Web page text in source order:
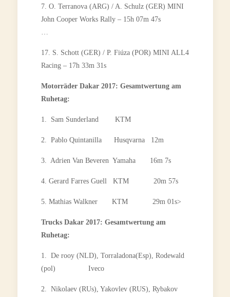
7. O. Terranova (ARG) / A. Schulz (GER) MINI
John Cooper Works Rally – 15h 07m 47s
…
17. S. Schott (GER) / P. Fiúza (POR) MINI ALL4
Racing – 17h 33m 31s
Motorräder Dakar 2017: Gesamtwertung am
Ruhetag:
1. Sam Sunderland KTM
2. Pablo Quintanilla Husqvarna 12m
3. Adrien Van Beveren Yamaha 16m 7s
4. Gerard Farres Guell KTM 20m 57s
5. Mathias Walkner KTM 29m 01s>
Trucks Dakar 2017: Gesamtwertung am
Ruhetag:
1. De rooy (NLD), Torraladona(Esp), Rodewald
(pol) Iveco
2. Nikolaev (RUs), Yakovlev (RUS), Rybakov